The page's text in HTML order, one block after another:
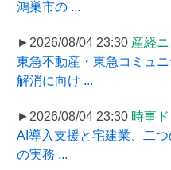
鴻巣市の ...
►2026/08/04 23:30 産経
東急不動産・東急コミュ
解消に向け ...
►2026/08/04 23:30 時事
AI導入支援と宅建業、二
の実務 ...